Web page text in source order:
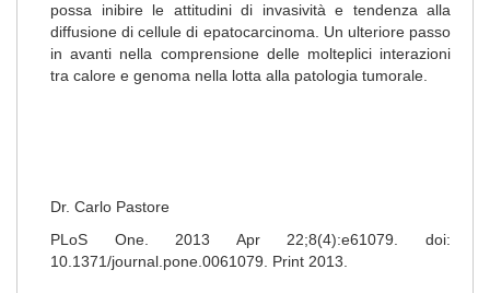
possa inibire le attitudini di invasività e tendenza alla
diffusione di cellule di epatocarcinoma. Un ulteriore passo
in avanti nella comprensione delle molteplici interazioni
tra calore e genoma nella lotta alla patologia tumorale.
Dr. Carlo Pastore
PLoS One. 2013 Apr 22;8(4):e61079. doi:
10.1371/journal.pone.0061079. Print 2013.